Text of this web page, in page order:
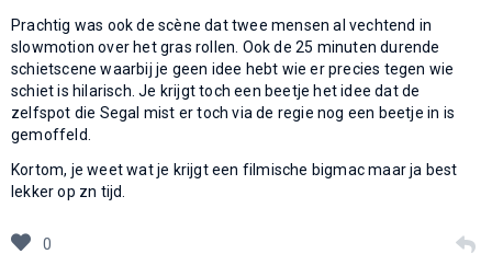
Prachtig was ook de scène dat twee mensen al vechtend in
slowmotion over het gras rollen. Ook de 25 minuten durende
schietscene waarbij je geen idee hebt wie er precies tegen wie
schiet is hilarisch. Je krijgt toch een beetje het idee dat de
zelfspot die Segal mist er toch via de regie nog een beetje in is
gemoffeld.
Kortom, je weet wat je krijgt een filmische bigmac maar ja best
lekker op zn tijd.
0